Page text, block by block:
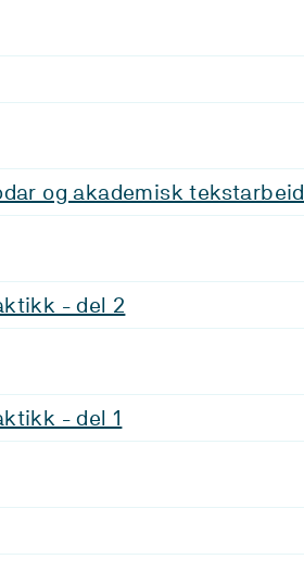
og akademisk tekstarbeid
- del 2
- del 1